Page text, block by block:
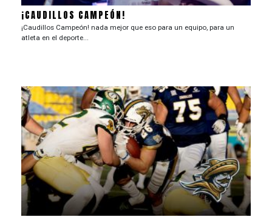
¡CAUDILLOS CAMPEÓN!
¡Caudillos Campeón! nada mejor que eso para un equipo, para un
atleta en el deporte...